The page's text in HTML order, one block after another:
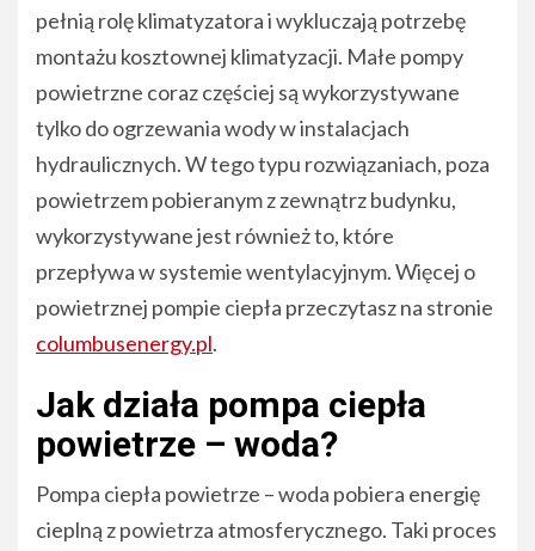
pełnią rolę klimatyzatora i wykluczają potrzebę
montażu kosztownej klimatyzacji. Małe pompy
powietrzne coraz częściej są wykorzystywane
tylko do ogrzewania wody w instalacjach
hydraulicznych. W tego typu rozwiązaniach, poza
powietrzem pobieranym z zewnątrz budynku,
wykorzystywane jest również to, które
przepływa w systemie wentylacyjnym. Więcej o
powietrznej pompie ciepła przeczytasz na stronie
columbusenergy.pl.
Jak działa pompa ciepła
powietrze – woda?
Pompa ciepła powietrze – woda pobiera energię
cieplną z powietrza atmosferycznego. Taki proces